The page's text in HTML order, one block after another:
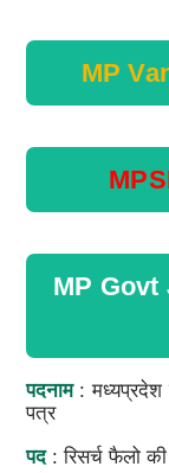
MP
MP
पदनाम: मध्‍यप्रदेश
पत्र
पद: रिसर्च फैलो